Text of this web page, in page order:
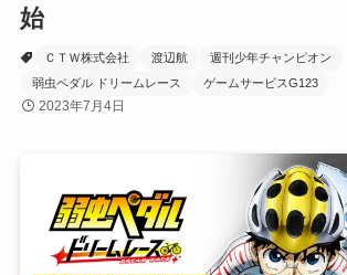
始
ＣＴＷ株式会社 渡辺航
週刊少年チャンピオン
弱虫ペダル ドリームレース
ゲームサービスG123
2023年7月4日